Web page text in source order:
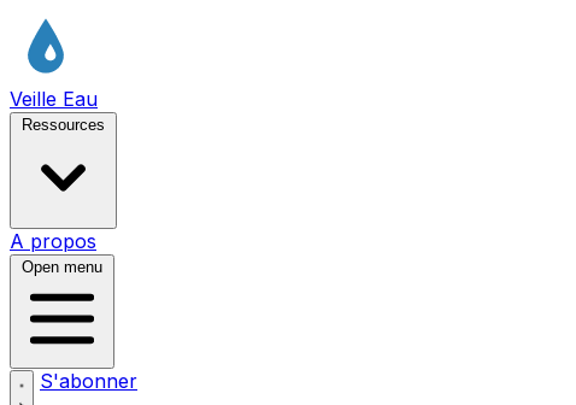
Veille Eau
Ressources
A propos
Open menu
S'abonner